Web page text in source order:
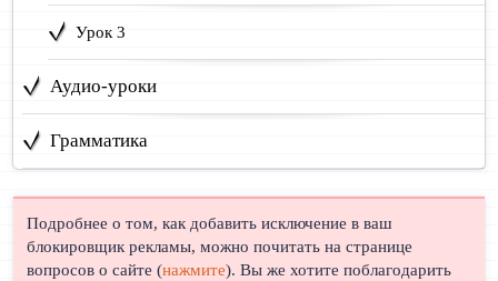
Урок 3
Аудио-уроки
Грамматика
Подробнее о том, как добавить исключение в ваш
блокировщик рекламы, можно почитать на странице
вопросов о сайте (нажмите). Вы же хотите поблагодарить